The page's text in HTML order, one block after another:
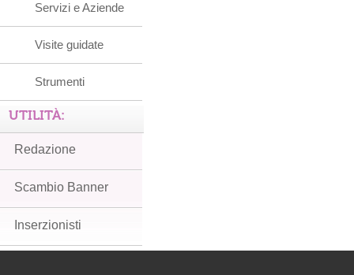
Servizi e Aziende
Visite guidate
Strumenti
UTILITÀ:
Redazione
Scambio Banner
Inserzionisti